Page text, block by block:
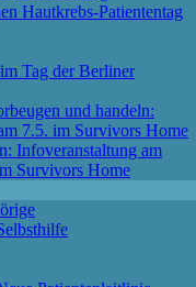
Hautkrebs-Patiententag
Tag der Berliner
und handeln:
7.5. im Survivors Home
Infoveranstaltung am
Survivors Home